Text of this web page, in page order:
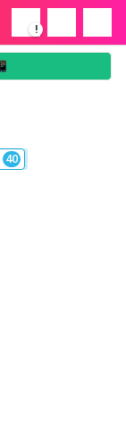
!
40